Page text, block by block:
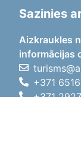
Sazinies
Aizkraukles
informācijas
+371
+371